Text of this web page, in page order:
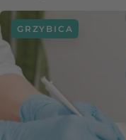
GRZYBICA